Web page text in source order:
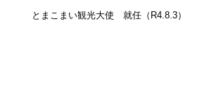
とまこまい観光大使 就任（R4.8.3）